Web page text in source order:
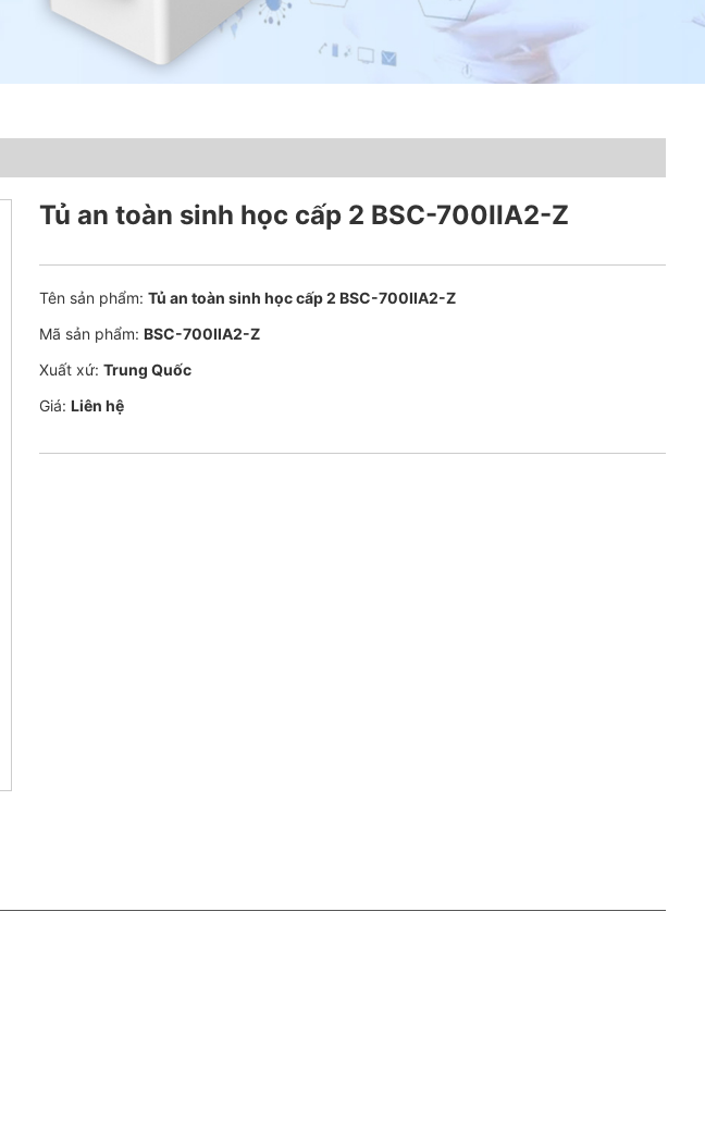
Tủ an toàn sinh học cấp 2 BSC-700IIA2-Z
Tên sản phẩm: Tủ an toàn sinh học cấp 2 BSC-700IIA2-Z
Mã sản phẩm: BSC-700IIA2-Z
Xuất xứ: Trung Quốc
Giá: Liên hệ